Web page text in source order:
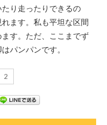
り走ったりできるの
ます。私も平坦な区間
す。ただ、ここまでず
パンパンです。
2